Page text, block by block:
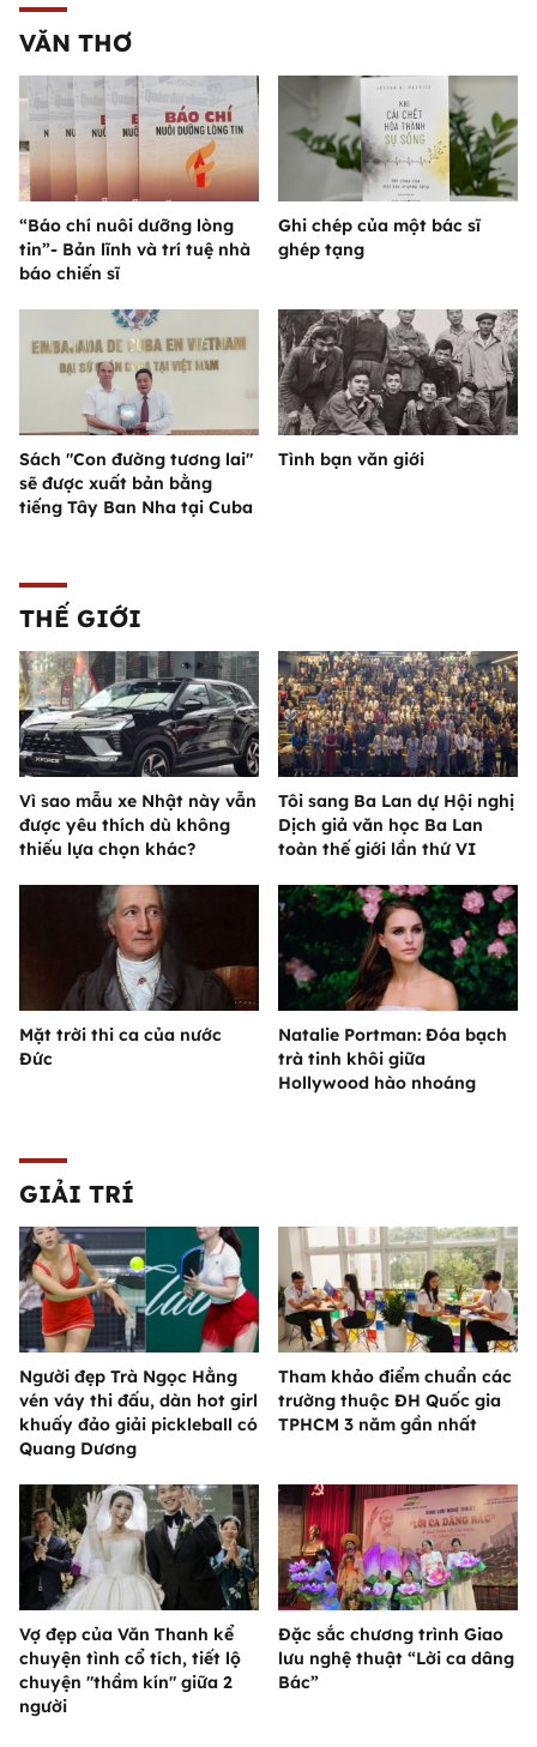
VĂN THƠ
“Báo chí nuôi dưỡng lòng
tin”- Bản lĩnh và trí tuệ nhà
báo chiến sĩ
Ghi chép của một bác sĩ
ghép tạng
Sách "Con đường tương lai"
sẽ được xuất bản bằng
tiếng Tây Ban Nha tại Cuba
Tình bạn văn giới
THẾ GIỚI
Vì sao mẫu xe Nhật này vẫn
được yêu thích dù không
thiếu lựa chọn khác?
Tôi sang Ba Lan dự Hội nghị
Dịch giả văn học Ba Lan
toàn thế giới lần thứ VI
Mặt trời thi ca của nước
Đức
Natalie Portman: Đóa bạch
trà tinh khôi giữa
Hollywood hào nhoáng
GIẢI TRÍ
Người đẹp Trà Ngọc Hằng
vén váy thi đấu, dàn hot girl
khuấy đảo giải pickleball có
Quang Dương
Tham khảo điểm chuẩn các
trường thuộc ĐH Quốc gia
TPHCM 3 năm gần nhất
Vợ đẹp của Văn Thanh kể
chuyện tình cổ tích, tiết lộ
chuyện "thầm kín" giữa 2
người
Đặc sắc chương trình Giao
lưu nghệ thuật “Lời ca dâng
Bác”